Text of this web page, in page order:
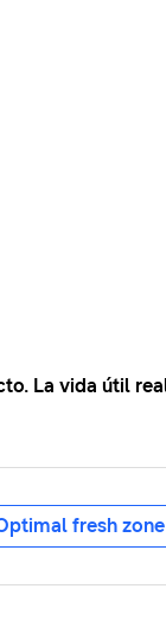
La vida útil
fresh zone